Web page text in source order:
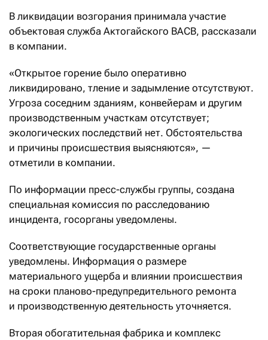
В ликвидации возгорания принимала участие
объектовая служба Актогайского ВАСВ, рассказали
в компании.
«Открытое горение было оперативно
ликвидировано, тление и задымление отсутствуют.
Угроза соседним зданиям, конвейерам и другим
производственным участкам отсутствует;
экологических последствий нет. Обстоятельства
и причины происшествия выясняются», —
отметили в компании.
По информации пресс-службы группы, создана
специальная комиссия по расследованию
инцидента, госорганы уведомлены.
Соответствующие государственные органы
уведомлены. Информация о размере
материального ущерба и влиянии происшествия
на сроки планово-предупредительного ремонта
и производственную деятельность уточняется.
Вторая обогатительная фабрика и комплекс